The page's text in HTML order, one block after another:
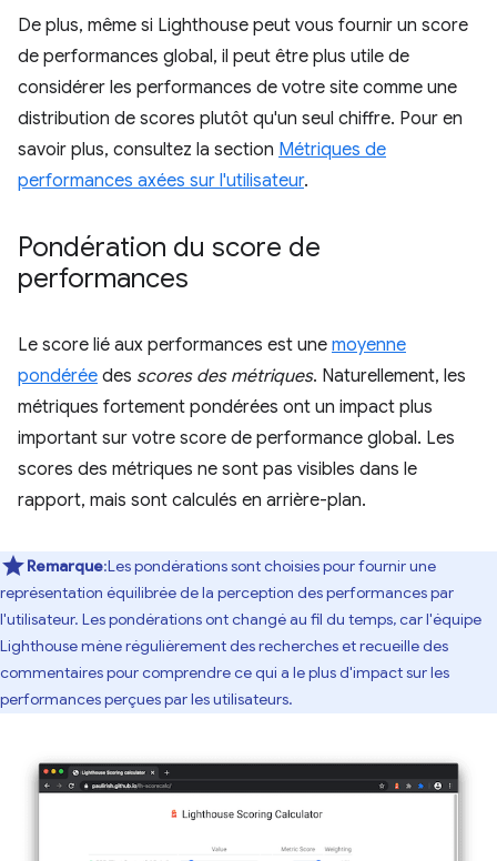
De plus, même si Lighthouse peut vous fournir un score
de performances global, il peut être plus utile de
considérer les performances de votre site comme une
distribution de scores plutôt qu'un seul chiffre. Pour en
savoir plus, consultez la section Métriques de
performances axées sur l'utilisateur.
Pondération du score de
performances
Le score lié aux performances est une moyenne
pondérée des scores des métriques. Naturellement, les
métriques fortement pondérées ont un impact plus
important sur votre score de performance global. Les
scores des métriques ne sont pas visibles dans le
rapport, mais sont calculés en arrière-plan.
Remarque:Les pondérations sont choisies pour fournir une
représentation équilibrée de la perception des performances par
l'utilisateur. Les pondérations ont changé au fil du temps, car l'équipe
Lighthouse mène régulièrement des recherches et recueille des
commentaires pour comprendre ce qui a le plus d'impact sur les
performances perçues par les utilisateurs.